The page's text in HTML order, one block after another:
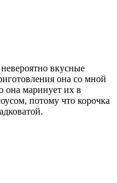
вкусные
она со мной
она маринует их в
потому что корочка